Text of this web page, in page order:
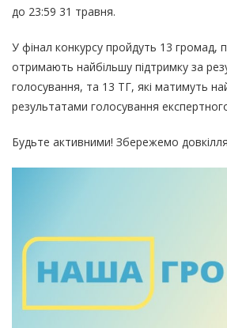
до 23:59 31 травня.
У фінал конкурсу пройдуть 13 громад,
отримають найбільшу підтримку за
голосування, та 13 ТГ, які матимуть
результатами голосування
Будьте активними! Збережемо